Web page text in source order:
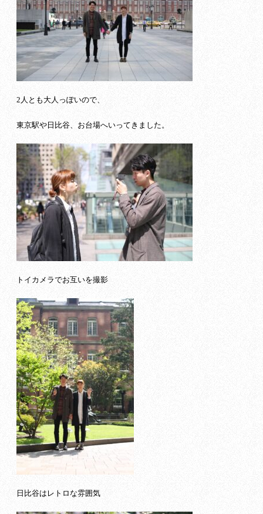
2人とも大人っぽいので、
東京駅や日比谷、お台場へいってきました。
トイカメラでお互いを撮影
日比谷はレトロな雰囲気